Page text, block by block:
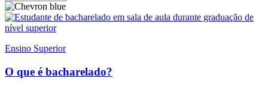
Ensino Superior
O que é bacharelado?